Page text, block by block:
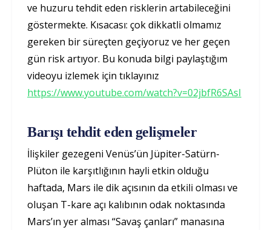
ve huzuru tehdit eden risklerin artabileceğini
göstermekte. Kısacası: çok dikkatli olmamız
gereken bir süreçten geçiyoruz ve her geçen
gün risk artıyor. Bu konuda bilgi paylaştığım
videoyu izlemek için tıklayınız
https://www.youtube.com/watch?v=02jbfR6SAsI
Barışı tehdit eden gelişmeler
İlişkiler gezegeni Venüs’ün Jüpiter-Satürn-
Plüton ile karşıtlığının hayli etkin olduğu
haftada, Mars ile dik açısının da etkili olması ve
oluşan T-kare açı kalıbının odak noktasında
Mars’ın yer alması “Savaş çanları” manasına